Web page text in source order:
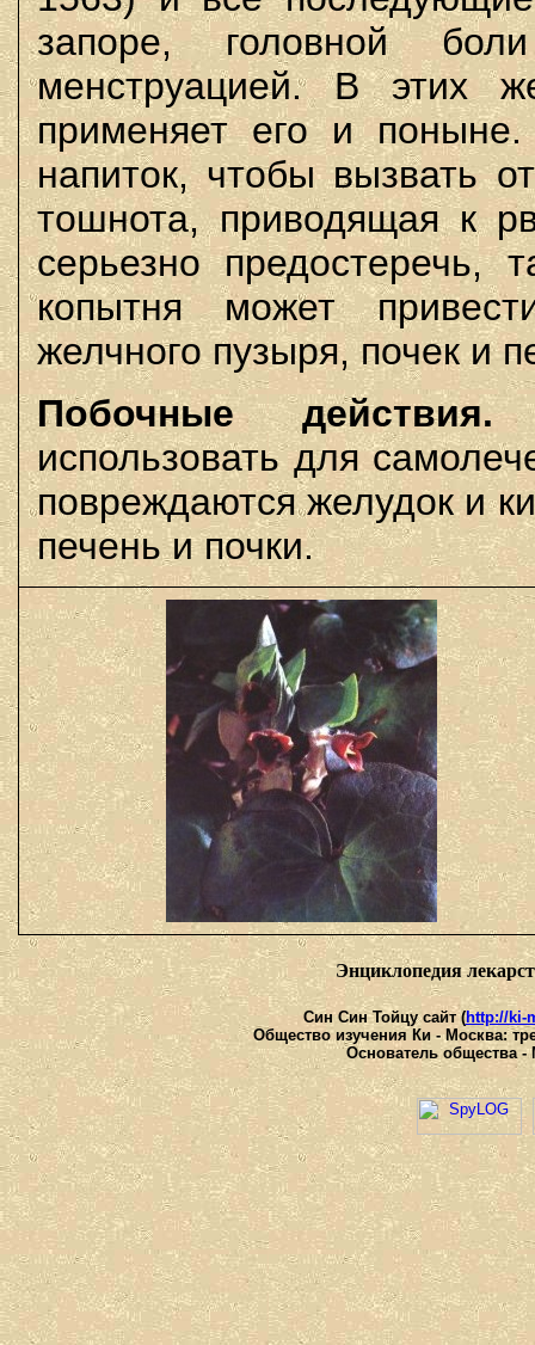
запоре, головной
менструацией. В этих
применяет его и
напиток, чтобы вызвать
тошнота, приводящая к
серьезно предостеречь,
копытня может
желчного пузыря, почек и
Побочные действия.
использовать для
повреждаются желудок и
печень и почки.
Энциклопедия
Син Син Тойцу сайт (http://ki-
Общество изучения Ки - Москва:
Основатель общества -